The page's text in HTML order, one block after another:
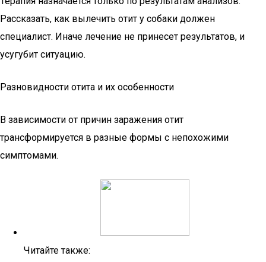
Рассказать, как вылечить отит у собаки должен
специалист. Иначе лечение не принесет результатов, и
усугубит ситуацию.
Разновидности отита и их особенности
В зависимости от причин заражения отит
трансформируется в разные формы с непохожими
симптомами.
Читайте также: